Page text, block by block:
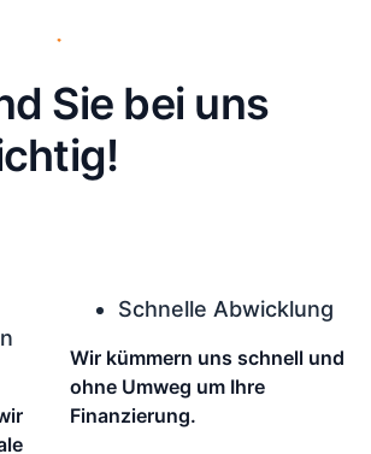
Sie bei uns
Schnelle Abwicklung
Wir kümmern uns schnell und
ohne Umweg um Ihre
Finanzierung.